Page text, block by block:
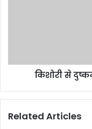
किशोरी से
Related Articles